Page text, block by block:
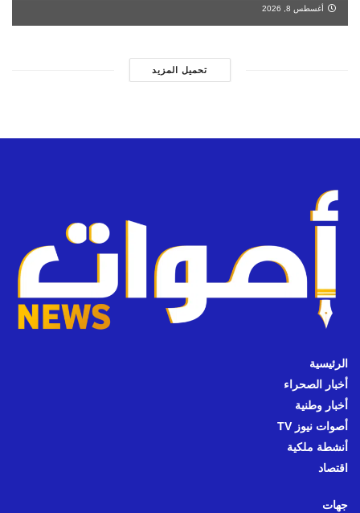
أغسطس 8, 2026
تحميل المزيد
الرئيسية
أخبار الصحراء
أخبار وطنية
أصوات نيوز TV
أنشطة ملكية
اقتصاد
جهات